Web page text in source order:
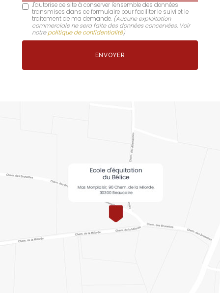
J'autorise ce site à conserver l'ensemble des données
transmises dans ce formulaire pour faciliter le suivi et le
traitement de ma demande. (Aucune exploitation
commerciale ne sera faite des données concervées. Voir
notrepolitique de confidentialité)